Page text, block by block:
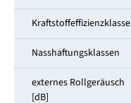
Kraftstoffeffizienzklasse
Nasshaftungsklassen
externes Rollgeräusch
[dB]